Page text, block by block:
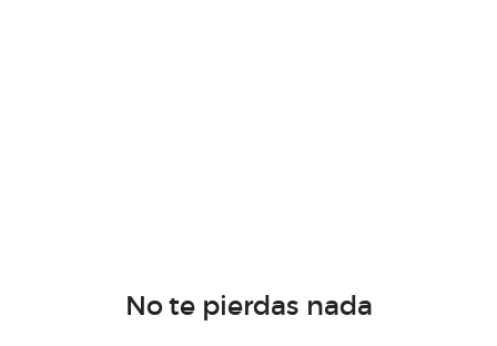
No te pierdas nada